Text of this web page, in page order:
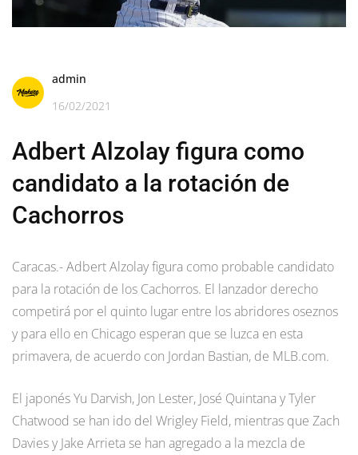
admin
16/02/2021
Adbert Alzolay figura como
candidato a la rotación de
Cachorros
Caracas.- Adbert Alzolay figura como probable candidato
para la rotación de los Cachorros. El lanzador derecho
competirá por el quinto lugar entre los abridores oseznos
y para ello en Chicago esperan que se luzca en esta
primavera, de acuerdo con Jordan Bastian, de MLB.com.
El japonés Yu Darvish, Jon Lester, José Quintana y Tyler
Chatwood se han ido del Wrigley Field, mientras que Zach
Davies y Jake Arrieta se han agregado a la mezcla de